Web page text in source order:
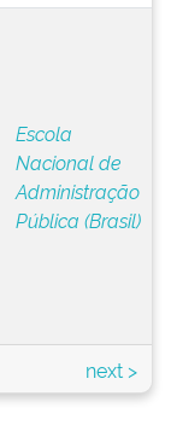
Escola
Nacional de
Administração
Pública (Brasil)
next >